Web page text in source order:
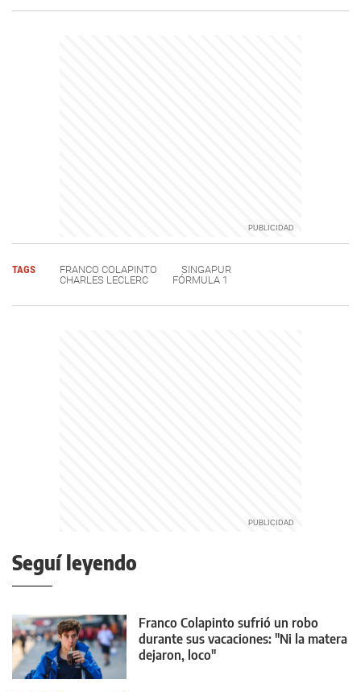
TAGS FRANCO COLAPINTO
SINGAPUR
CHARLES LECLERC
FÓRMULA 1
Seguí leyendo
Franco Colapinto sufrió un robo
durante sus vacaciones: "Ni la matera
dejaron, loco"